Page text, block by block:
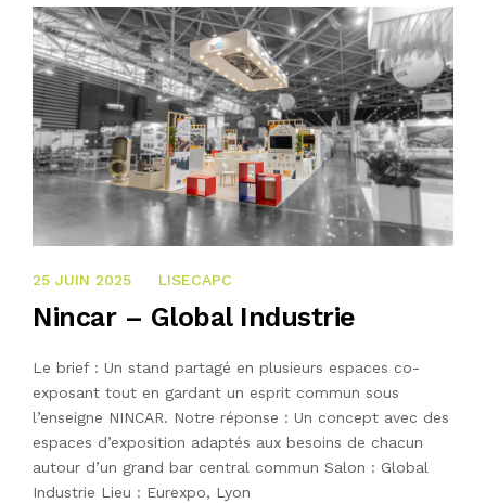
25 JUIN 2025
25 JUIN 2025 LISECAPC
Nincar – Global Industrie
Le brief : Un stand partagé en plusieurs espaces co-
exposant tout en gardant un esprit commun sous
l’enseigne NINCAR. Notre réponse : Un concept avec des
espaces d’exposition adaptés aux besoins de chacun
autour d’un grand bar central commun Salon : Global
Industrie Lieu : Eurexpo, Lyon